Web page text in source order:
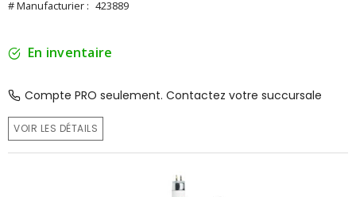
# Manufacturier : 423889
En inventaire
Compte PRO seulement. Contactez votre succursale
VOIR LES DÉTAILS